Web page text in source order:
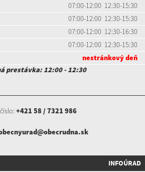
07:00-12:00 12:30-15:30
07:00-12:00 12:30-15:30
07:00-12:00 12:30-16:30
07:00-12:00 12:30-15:30
nestránkový deň
prestávka: 12:00 - 12:30
+421 58 / 7321 986
INFOÚRAD